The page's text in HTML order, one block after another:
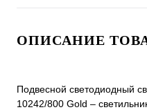
ОПИСАНИЕ
Подвесной светодиодный
10242/800 Gold –